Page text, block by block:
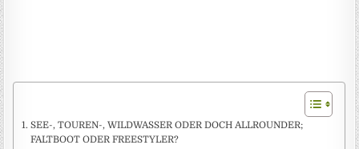
SEE-, TOUREN-, WILDWASSER ODER DOCH ALLROUNDER;
FALTBOOT ODER FREESTYLER?